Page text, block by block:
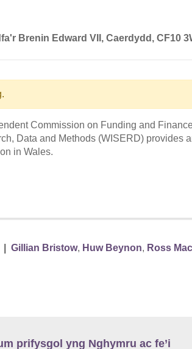
Brenin Edward VII, Caerdydd, CF10
Commission on Funding and
Data and Methods (WISERD) provides
in Wales.
Gillian Bristow, Huw Beynon, Ross
prifysgol yng Nghymru ac fe’i